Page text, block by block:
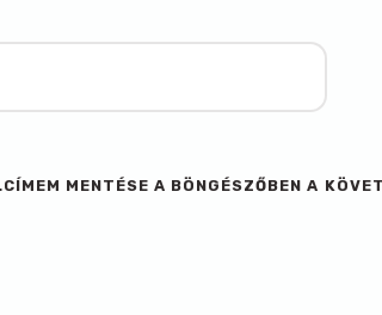
MENTÉSE A BÖNGÉSZŐBEN A